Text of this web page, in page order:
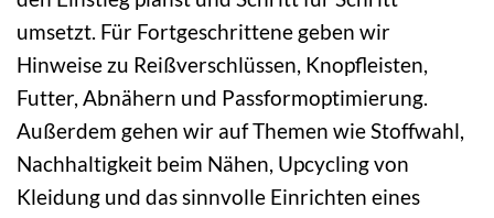
umsetzt. Für Fortgeschrittene geben wir
Hinweise zu Reißverschlüssen, Knopfleisten,
Futter, Abnähern und Passformoptimierung.
Außerdem gehen wir auf Themen wie Stoffwahl,
Nachhaltigkeit beim Nähen, Upcycling von
Kleidung und das sinnvolle Einrichten eines